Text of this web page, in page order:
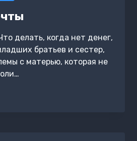
делать, когда нет денег,
братьев и сестер,
с матерью, которая не